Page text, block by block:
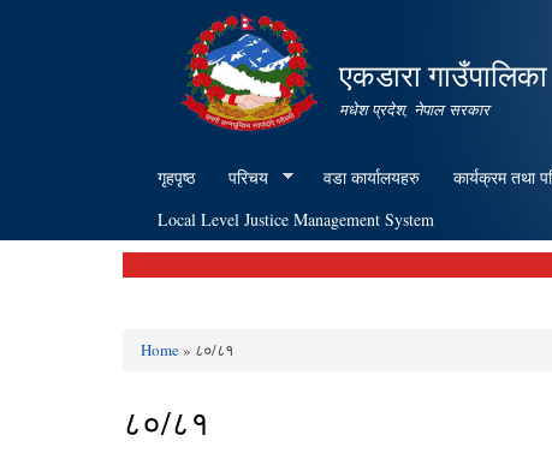
एकडारा गाउँपालिका
मधेश प्रदेश, नेपाल सरकार
गृहपृष्ठ परिचय वडा कार्यालयहरु कार्यक्रम तथा
Local Level Justice Management System
Home» ८०/८१
८०/८१